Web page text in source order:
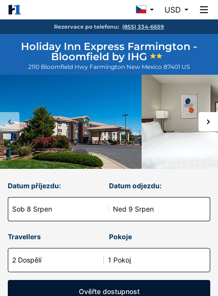
USD
Rezervace po telefonu: (855) 334-6659
Holiday Inn Express Farmington -
Bloomfield by IHG
2110 Bloomfield Hwy Farmington New Mexico 87401 US
Datum příjezdu:
Sob 8 Srpen
Datum odjezdu:
Ned 9 Srpen
Travellers Pokoje
2 Dospělí 1 Pokoj
Ověřte dostupnost